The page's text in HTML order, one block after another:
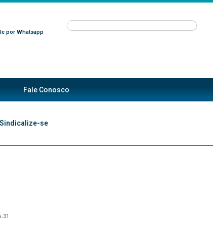
por Whatsapp
Pesquisar
Fale Conosco
Sindicalize-se